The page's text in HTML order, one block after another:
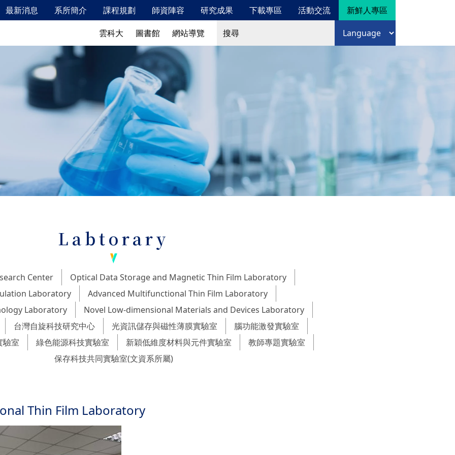
最新消息 系所簡介 課程規劃 師資陣容 研究成果 下載專區 活動交流 新鮮人專區
雲科大 圖書館 網站導覽
搜尋表單
Labtorary
Center
Optical Data Storage and Magnetic Thin Film Laboratory
Laboratory
Advanced Multifunctional Thin Film Laboratory
Laboratory
Novel Low-dimensional Materials and Devices Laboratory
台灣自旋科技研究中心 光資訊儲存與磁性薄膜實驗室
腦功能激發實驗室
驗室
綠色能源科技實驗室 新穎低維度材料與元件實驗室
教師專題實驗室
保存科技共同實驗室(文資系所屬)
Thin Film Laboratory
最新消息
115年2月校內安全衛生教育訓練相關資訊
系所簡介
發展願景、教育目標及學生核心能力
實驗室概況
新鮮人專區
教學特色
儀器設備
產業鏈結